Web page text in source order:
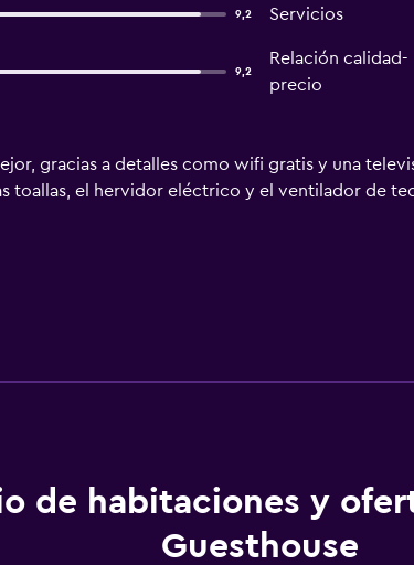
9,2 Servicios
9,2
Relación calidad-
precio
gracias a detalles como wifi gratis y una
toallas, el hervidor eléctrico y el ventilador de
de habitaciones y
Guesthouse